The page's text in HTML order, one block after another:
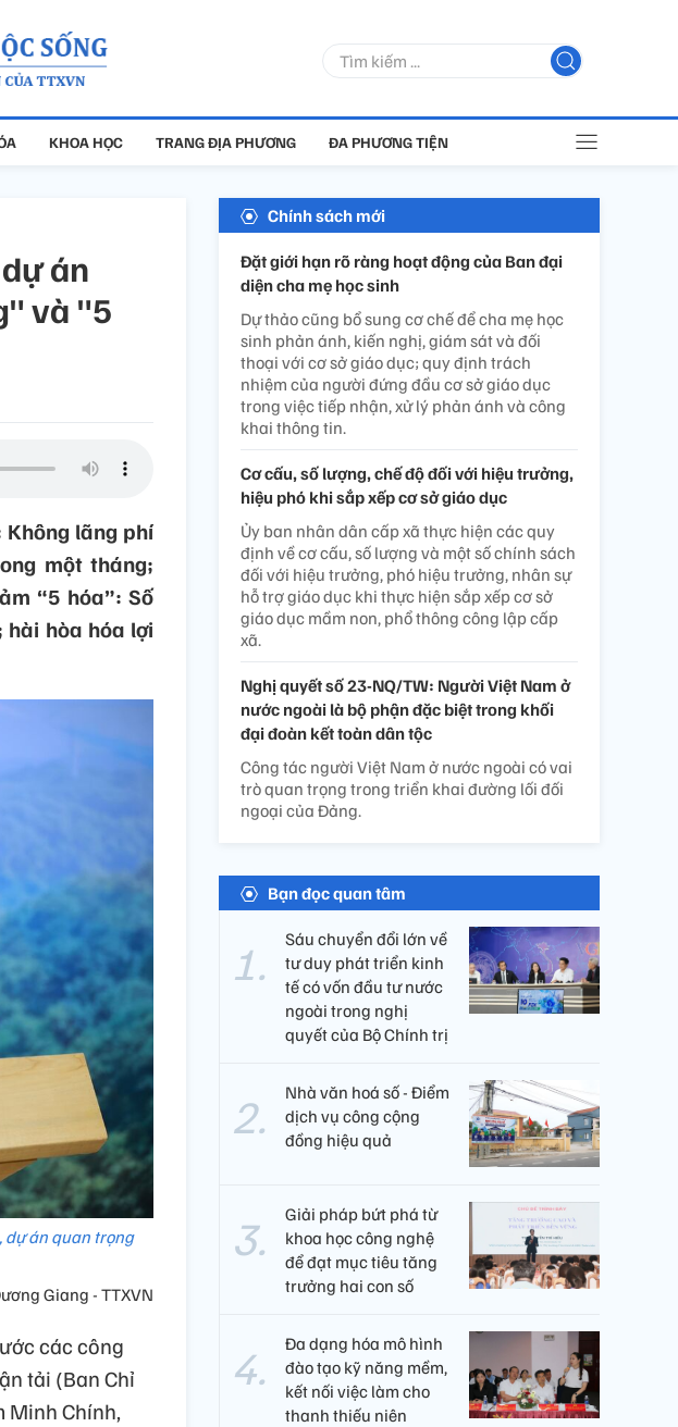
KHOA HỌC TRANG ĐỊA PHƯƠNG ĐA PHƯƠNG TIỆN
án
và "5
Không lãng phí
một tháng;
“5 hóa”: Số
hài hòa hóa lợi
dự án quan trọng
Giang - TTXVN
các công
tải (Ban Chỉ
Minh Chính,
Chính sách mới
Đặt giới hạn rõ ràng hoạt động của Ban đại
diện cha mẹ học sinh
Dự thảo cũng bổ sung cơ chế để cha mẹ học
sinh phản ánh, kiến nghị, giám sát và đối
thoại với cơ sở giáo dục; quy định trách
nhiệm của người đứng đầu cơ sở giáo dục
trong việc tiếp nhận, xử lý phản ánh và công
khai thông tin.
Cơ cấu, số lượng, chế độ đối với hiệu trưởng,
hiệu phó khi sắp xếp cơ sở giáo dục
Ủy ban nhân dân cấp xã thực hiện các quy
định về cơ cấu, số lượng và một số chính sách
đối với hiệu trưởng, phó hiệu trưởng, nhân sự
hỗ trợ giáo dục khi thực hiện sắp xếp cơ sở
giáo dục mầm non, phổ thông công lập cấp
xã.
Nghị quyết số 23-NQ/TW: Người Việt Nam ở
nước ngoài là bộ phận đặc biệt trong khối
đại đoàn kết toàn dân tộc
Công tác người Việt Nam ở nước ngoài có vai
trò quan trọng trong triển khai đường lối đối
ngoại của Đảng.
Bạn đọc quan tâm
Sáu chuyển đổi lớn về
tư duy phát triển kinh
tế có vốn đầu tư nước
ngoài trong nghị
quyết của Bộ Chính trị
Nhà văn hoá số - Điểm
dịch vụ công cộng
đồng hiệu quả
Giải pháp bứt phá từ
khoa học công nghệ
để đạt mục tiêu tăng
trưởng hai con số
Đa dạng hóa mô hình
đào tạo kỹ năng mềm,
kết nối việc làm cho
thanh thiếu niên